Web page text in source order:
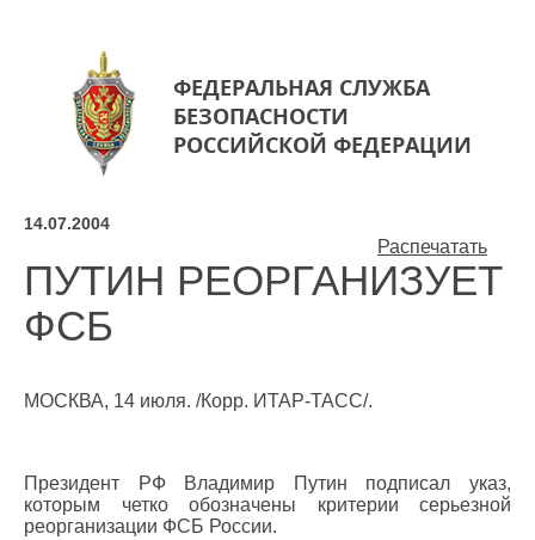
ФЕДЕРАЛЬНАЯ СЛУЖБА
БЕЗОПАСНОСТИ
РОССИЙСКОЙ ФЕДЕРАЦИИ
Распечатать
14.07.2004
ПУТИН РЕОРГАНИЗУЕТ
ФСБ
МОСКВА, 14 июля. /Корр. ИТАР-ТАСС/.
Президент РФ Владимир Путин подписал указ,
которым четко обозначены критерии серьезной
реорганизации ФСБ России.